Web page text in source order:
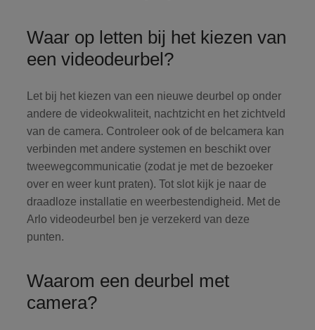
Waar op letten bij het kiezen van
een videodeurbel?
Let bij het kiezen van een nieuwe deurbel op onder
andere de videokwaliteit, nachtzicht en het zichtveld
van de camera. Controleer ook of de belcamera kan
verbinden met andere systemen en beschikt over
tweewegcommunicatie (zodat je met de bezoeker
over en weer kunt praten). Tot slot kijk je naar de
draadloze installatie en weerbestendigheid. Met de
Arlo videodeurbel ben je verzekerd van deze
punten.
Waarom een deurbel met
camera?